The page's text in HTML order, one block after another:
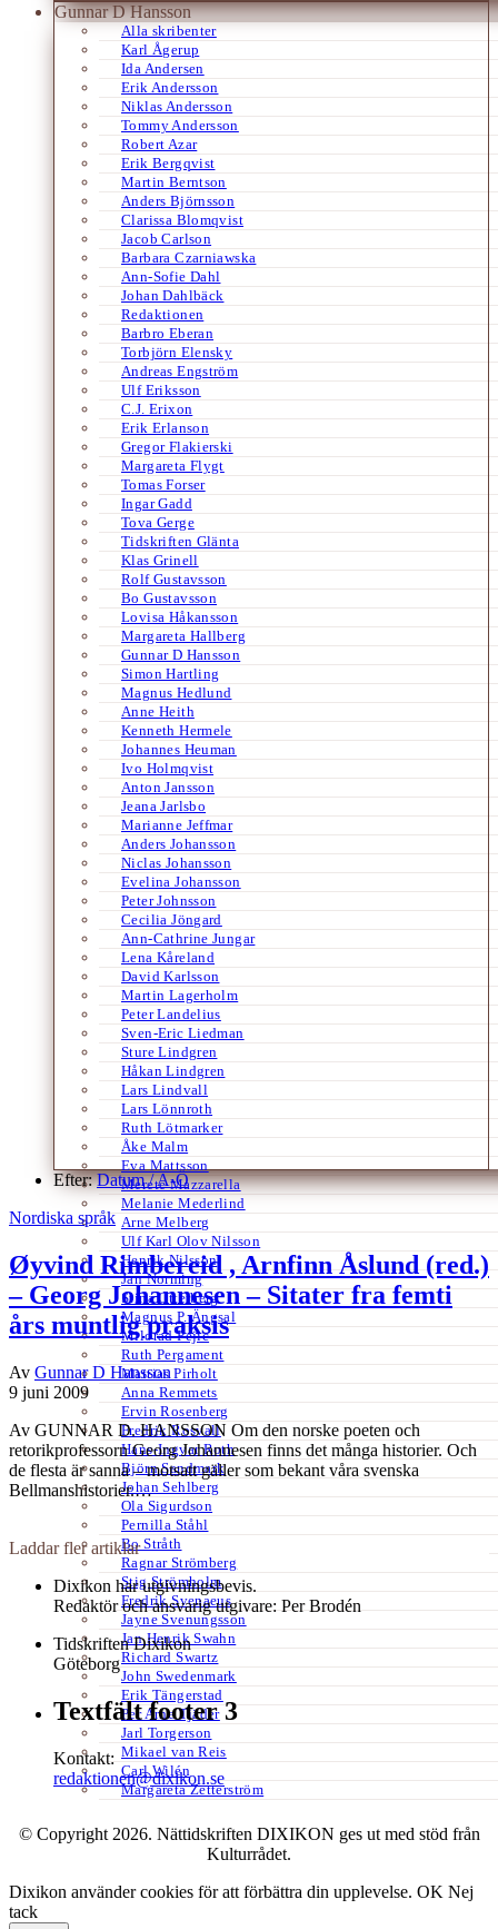
Gunnar D Hansson
Alla skribenter
Karl Ågerup
Ida Andersen
Erik Andersson
Niklas Andersson
Tommy Andersson
Robert Azar
Erik Bergqvist
Martin Berntson
Anders Björnsson
Clarissa Blomqvist
Jacob Carlson
Barbara Czarniawska
Ann-Sofie Dahl
Johan Dahlbäck
Redaktionen
Barbro Eberan
Torbjörn Elensky
Andreas Engström
Ulf Eriksson
C.J. Erixon
Erik Erlanson
Gregor Flakierski
Margareta Flygt
Tomas Forser
Ingar Gadd
Tova Gerge
Tidskriften Glänta
Klas Grinell
Rolf Gustavsson
Bo Gustavsson
Lovisa Håkansson
Margareta Hallberg
Gunnar D Hansson
Simon Hartling
Magnus Hedlund
Anne Heith
Kenneth Hermele
Johannes Heuman
Ivo Holmqvist
Anton Jansson
Jeana Jarlsbo
Marianne Jeffmar
Anders Johansson
Niclas Johansson
Evelina Johansson
Peter Johnsson
Cecilia Jöngard
Ann-Cathrine Jungar
Lena Kåreland
David Karlsson
Martin Lagerholm
Peter Landelius
Sven-Eric Liedman
Sture Lindgren
Håkan Lindgren
Lars Lindvall
Lars Lönnroth
Ruth Lötmarker
Åke Malm
Eva Mattsson
Merete Mazzarella
Melanie Mederlind
Arne Melberg
Ulf Karl Olov Nilsson
Henrik Nilsson
Jan Norming
Stina Otterberg
Magnus P. Ängsal
Milorad Pejic
Ruth Pergament
Mattias Pirholt
Anna Remmets
Ervin Rosenberg
Fredrik Rosvall
Hans-Ingvar Roth
Björn Sandmark
Johan Sehlberg
Ola Sigurdson
Pernilla Ståhl
Bo Stråth
Ragnar Strömberg
Stig Strömholm
Fredrik Svenaeus
Jayne Svenungsson
Jan Henrik Swahn
Richard Swartz
John Swedenmark
Erik Tängerstad
Per Arne Tjäder
Jarl Torgerson
Mikael van Reis
Carl Wilén
Margareta Zetterström
Efter:Datum /A-Ö
Nordiska språk
Øyvind Rimbereid , Arnfinn Åslund (red.)
– Georg Johannesen – Sitater fra femti
års muntlig praksis
Av Gunnar D Hansson
9 juni 2009
Av GUNNAR D. HANSSON Om den norske poeten och
retorikprofessorn Georg Johannesen finns det många historier. Och
de flesta är sanna – motsatt gäller som bekant våra svenska
Bellmanshistorier.…
Laddar fler artiklar
Dixikon har utgivningsbevis.
Redaktör och ansvarig utgivare: Per Brodén
Tidskriften Dixikon
Göteborg
Textfält footer 3
Kontakt:
redaktionen@dixikon.se
© Copyright 2026. Nättidskriften DIXIKON ges ut med stöd från
Kulturrådet.
Dixikon använder cookies för att förbättra din upplevelse. OK Nej
tack